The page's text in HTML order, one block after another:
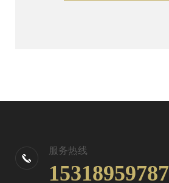
服务热线
15318959787